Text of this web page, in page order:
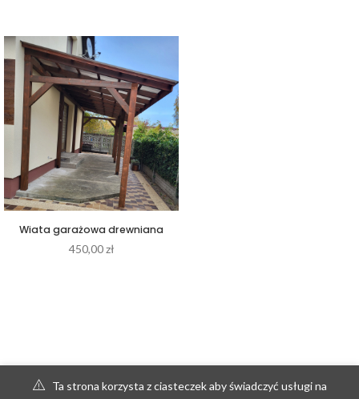
Wiata garażowa drewniana
450,00zł
Ta strona korzysta z ciasteczek aby świadczyć usługi na